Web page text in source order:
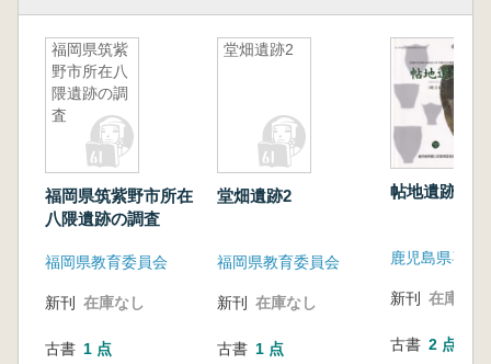
福岡県筑紫
野市所在八
隈遺跡の調
査
福岡県筑紫野市所在
八隈遺跡の調査
福岡県教育委員会
新刊 在庫なし
古書 1 点
堂畑遺跡2
堂畑遺跡2
福岡県教育委員会
新刊 在庫なし
古書 1 点
帖地遺跡(縄
新刊 在庫なし
古書 2 点